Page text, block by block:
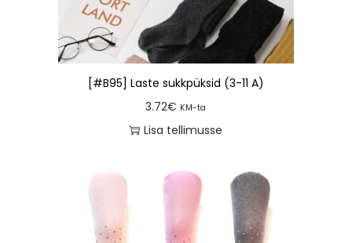
[#B95] Laste sukkpüksid (3-11 A)
3.72€ KM-ta
Lisa tellimusse